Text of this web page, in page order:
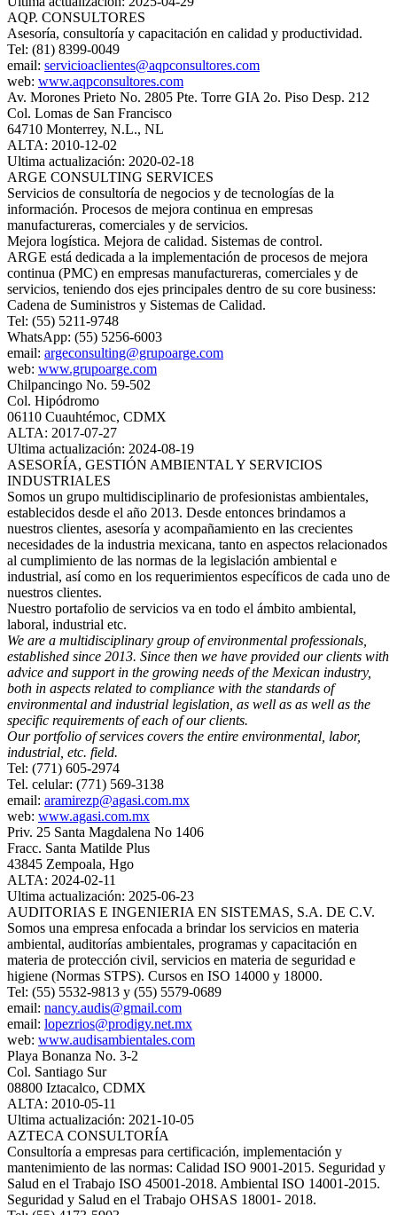
AQP. CONSULTORES
Asesoría, consultoría y capacitación en calidad y productividad.
Tel: (81) 8399-0049
email: servicioaclientes@aqpconsultores.com
web: www.aqpconsultores.com
Av. Morones Prieto No. 2805 Pte. Torre GIA 2o. Piso Desp. 212
Col. Lomas de San Francisco
64710 Monterrey, N.L., NL
ALTA: 2010-12-02
Ultima actualización: 2020-02-18
ARGE CONSULTING SERVICES
Servicios de consultoría de negocios y de tecnologías de la
información. Procesos de mejora continua en empresas
manufactureras, comerciales y de servicios.
Mejora logística. Mejora de calidad. Sistemas de control.
ARGE está dedicada a la implementación de procesos de mejora
continua (PMC) en empresas manufactureras, comerciales y de
servicios, teniendo dos ejes principales dentro de su core business:
Cadena de Suministros y Sistemas de Calidad.
Tel: (55) 5211-9748
WhatsApp: (55) 5256-6003
email: argeconsulting@grupoarge.com
web: www.grupoarge.com
Chilpancingo No. 59-502
Col. Hipódromo
06110 Cuauhtémoc, CDMX
ALTA: 2017-07-27
Ultima actualización: 2024-08-19
ASESORÍA, GESTIÓN AMBIENTAL Y SERVICIOS
INDUSTRIALES
Somos un grupo multidisciplinario de profesionistas ambientales,
establecidos desde el año 2013. Desde entonces brindamos a
nuestros clientes, asesoría y acompañamiento en las crecientes
necesidades de la industria mexicana, tanto en aspectos relacionados
al cumplimiento de las normas de la legislación ambiental e
industrial, así como en los requerimientos específicos de cada uno de
nuestros clientes.
Nuestro portafolio de servicios va en todo el ámbito ambiental,
laboral, industrial etc.
We are a multidisciplinary group of environmental professionals,
established since 2013. Since then we have provided our clients with
advice and support in the growing needs of the Mexican industry,
both in aspects related to compliance with the standards of
environmental and industrial legislation, as well as as well as the
specific requirements of each of our clients.
Our portfolio of services covers the entire environmental, labor,
industrial, etc. field.
Tel: (771) 605-2974
Tel. celular: (771) 569-3138
email: aramirezp@agasi.com.mx
web: www.agasi.com.mx
Priv. 25 Santa Magdalena No 1406
Fracc. Santa Matilde Plus
43845 Zempoala, Hgo
ALTA: 2024-02-11
Ultima actualización: 2025-06-23
AUDITORIAS E INGENIERIA EN SISTEMAS, S.A. DE C.V.
Somos una empresa enfocada a brindar los servicios en materia
ambiental, auditorías ambientales, programas y capacitación en
materia de protección civil, servicios en materia de seguridad e
higiene (Normas STPS). Cursos en ISO 14000 y 18000.
Tel: (55) 5532-9813 y (55) 5579-0689
email: nancy.audis@gmail.com
email: lopezrios@prodigy.net.mx
web: www.audisambientales.com
Playa Bonanza No. 3-2
Col. Santiago Sur
08800 Iztacalco, CDMX
ALTA: 2010-05-11
Ultima actualización: 2021-10-05
AZTECA CONSULTORÍA
Consultoría a empresas para certificación, implementación y
mantenimiento de las normas: Calidad ISO 9001‐2015. Seguridad y
Salud en el Trabajo ISO 45001‐2018. Ambiental ISO 14001‐2015.
Seguridad y Salud en el Trabajo OHSAS 18001‐ 2018.